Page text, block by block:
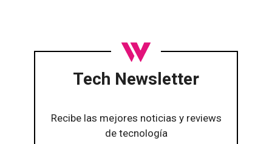
Tech Newsletter
Recibe las mejores noticias y reviews
de tecnología